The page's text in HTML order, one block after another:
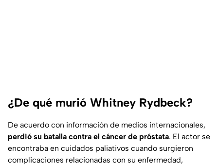
¿De qué murió Whitney Rydbeck?
De acuerdo con información de medios internacionales,
perdió su batalla contra el cáncer de próstata. El actor se
encontraba en cuidados paliativos cuando surgieron
complicaciones relacionadas con su enfermedad,